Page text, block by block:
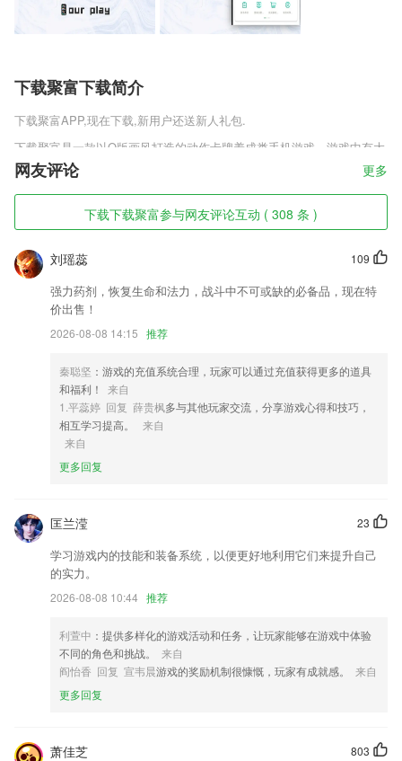
下载聚富下载简介
下载聚富APP,现在下载,新用户还送新人礼包.
下载聚富是一款以Q版画风打造的动作卡牌养成类手机游戏，游戏中有大
量的英雄需要玩家去收集和培养，众多的特色玩法让你随时开战，更具吸
引大众眼球的是清新脱俗的游戏画面，无论是游戏场景、人物设定，还是
战斗技能等效果都非常的精细。以清新风格为主调、搭配Q萌可爱的人物
形象，给人无比轻松的视觉享受!
下载聚富软件特色
1,大数运算支持
2,给孩子最纯正的英文环境，海量原版英语绘本和经典儿歌动画
3,儿歌大全正版授权：宝宝巴士、小猪佩奇、杰力豆、海底小纵队等儿童
4,全面覆盖多个考试类型：目标考试类型覆盖国家公务员，地方公务员省
考，事业单位等多个大类，解析考点面面俱到。
5,给了大家更多好的创作灵感，让发圈的素材内容更加的丰富精彩；
6,用心服务创业者，专注优质创业创新项目报道。
下载聚富软件优势
2.海量汉字和识字小游戏持续更新中，等小朋友们一起来探索
3.收集了往年考试真题
4.对学员进行全方位的培养，我们立志为在家带娃的宝妈们提供新型的娱
乐生活新渠道。
5.微知库当前版本可实现：考勤签到、在线学习、做笔记、随堂测验、发
布/提交任务、互动讨论等功能。
6.随时可以通过软件在线进行测试，了解自身问题。
下载聚富更新了什么?
【自助调位】停车位不合适，一键自助调位；
网友评论 更多
下载下载聚富参与网友评论互动 ( 308 条 )
109
刘瑶蕊
强力药剂，恢复生命和法力，战斗中不可或缺的必备品，现在特
价出售！
2026-08-08 14:15 推荐
秦聪坚 ：游戏的充值系统合理，玩家可以通过充值获得更多的道具
和福利！
来自
1.平蕊婷 回复 薛贵枫多与其他玩家交流，分享游戏心得和技巧，
相互学习提高。
来自
来自
更多回复
23
匡兰滢
学习游戏内的技能和装备系统，以便更好地利用它们来提升自己
的实力。
2026-08-08 10:44 推荐
利萱中 ：提供多样化的游戏活动和任务，让玩家能够在游戏中体验
不同的角色和挑战。
来自
阎怡香 回复 宣韦晨游戏的奖励机制很慷慨，玩家有成就感。
来自
更多回复
803
萧佳芝